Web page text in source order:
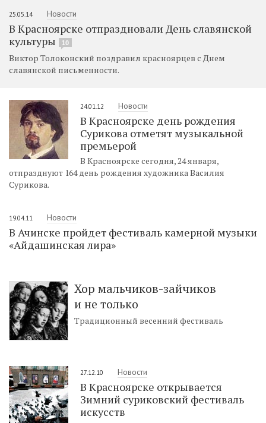
25.05.14 Новости
В Красноярске отпраздновали День славянской
культуры
10
Виктор Толоконский поздравил красноярцев с Днем
славянской письменности.
24.01.12 Новости
В Красноярске день рождения
Сурикова отметят музыкальной
премьерой
В Красноярске сегодня, 24 января,
отпразднуют 164 день рождения художника Василия
Сурикова.
19.04.11 Новости
В Ачинске пройдет фестиваль камерной музыки
«Айдашинская лира»
Хор мальчиков-зайчиков
и не только
Традиционный весенний фестиваль
27.12.10 Новости
В Красноярске открывается
Зимний суриковский фестиваль
искусств